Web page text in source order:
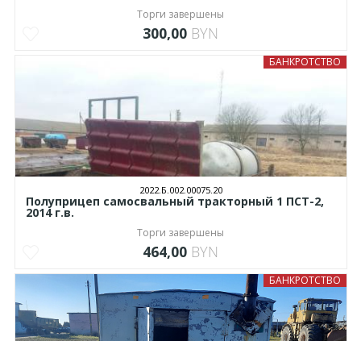
Торги завершены
300,00 BYN
БАНКРОТСТВО
2022.Б.002.00075.20
Полуприцеп самосвальный тракторный 1 ПСТ-2,
2014 г.в.
Торги завершены
464,00 BYN
БАНКРОТСТВО